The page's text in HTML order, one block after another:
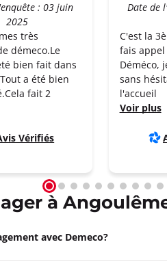
: 03 juin
2025
très
démeco.Le
bien fait dans
a été bien
fait 2
Vérifiés
Date de
C'est la
fais appel
Déméco,
sans
l'accueil
Voir plus
à
avec Demeco?